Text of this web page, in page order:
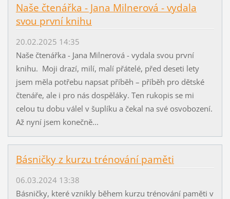
Naše čtenářka - Jana Milnerová - vydala
svou první knihu
20.02.2025 14:35
Naše čtenářka - Jana Milnerová - vydala svou první
knihu. Moji drazí, milí, malí přátelé, před deseti lety
jsem měla potřebu napsat příběh – příběh pro dětské
čtenáře, ale i pro nás dospěláky. Ten rukopis se mi
celou tu dobu válel v šuplíku a čekal na své osvobození.
Až nyní jsem konečně...
Básničky z kurzu trénování paměti
06.03.2024 13:38
Básničky, které vznikly během kurzu trénování paměti v